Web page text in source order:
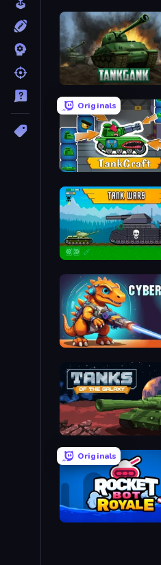
Tankgank
Originals
TankCraft
Tanks 2D: Tank Wars
CyberDino 3D
Tanks of the Galaxy
Originals
Rocket Bot Royale